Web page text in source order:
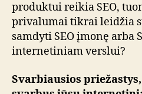
produktui reikia SEO,
privalumai tikrai leidžia
samdyti SEO įmonę arba
internetiniam verslui?
Svarbiausios